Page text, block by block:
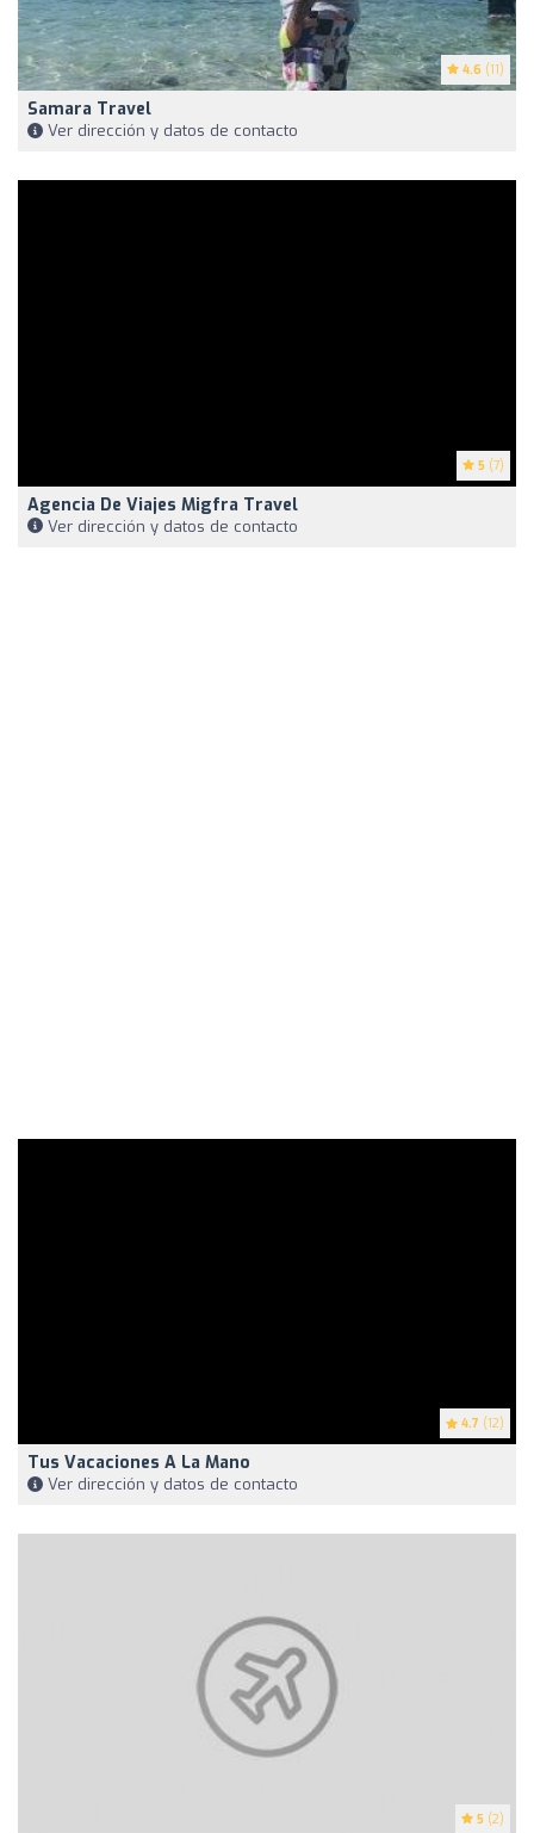
4.6 (11)
Samara Travel
Ver dirección y datos de contacto
5 (7)
Agencia De Viajes Migfra Travel
Ver dirección y datos de contacto
4.7 (12)
Tus Vacaciones A La Mano
Ver dirección y datos de contacto
5 (2)